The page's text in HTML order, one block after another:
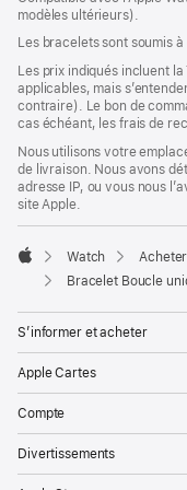
modèles ultérieurs).
Les bracelets sont soumis
Les prix indiqués incluent
applicables, mais
contraire). Le bon de
cas échéant, les frais de
Nous utilisons votre
de livraison. Nous avons
adresse IP, ou vous nous
site Apple.
Apple
Watch
Bracelet Boucle
S’informer et acheter
Apple Cartes
Compte
Divertissements